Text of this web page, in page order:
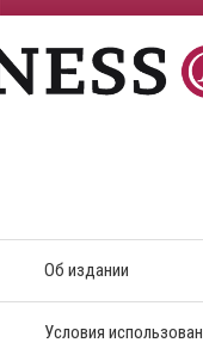
Об издании
Условия